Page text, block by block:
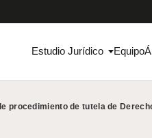
Estudio Jurídico Equipo
procedimiento de tutela de